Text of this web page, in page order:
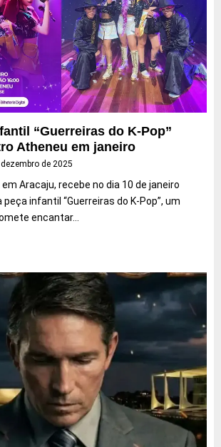
“Guerreiras do K-Pop”
Atheneu em janeiro
de 2025
Aracaju, recebe no dia 10 de janeiro
infantil “Guerreiras do K-Pop”, um
encantar...